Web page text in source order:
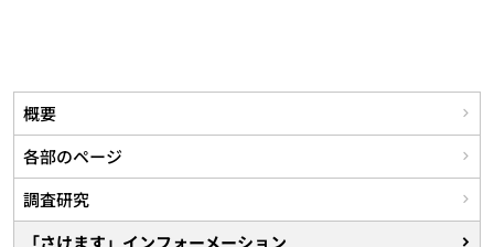
概要
各部のページ
調査研究